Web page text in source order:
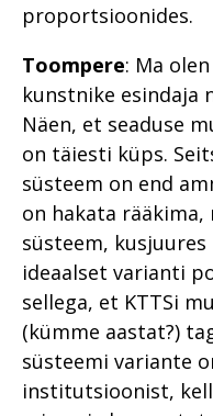
proportsioonides.
Toompere: Ma
kunstnike esindaja
Näen, et seaduse
on täiesti küps.
süsteem on end
on hakata
süsteem,
ideaalset varianti
sellega, et KTTSi
(kümme aastat?)
süsteemi variante
institutsioonist,